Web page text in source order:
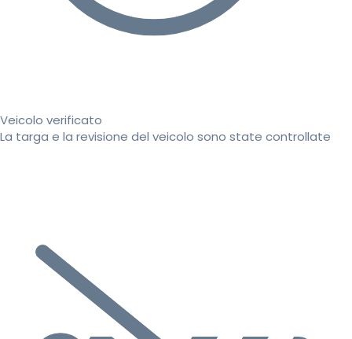
Veicolo verificato
La targa e la revisione del veicolo sono state controllate